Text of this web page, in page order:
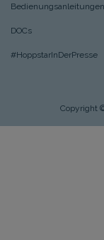
Bedienungsanleitungen
DOCs
#HoppstarInDerPresse
Copyright